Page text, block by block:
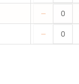
-
-